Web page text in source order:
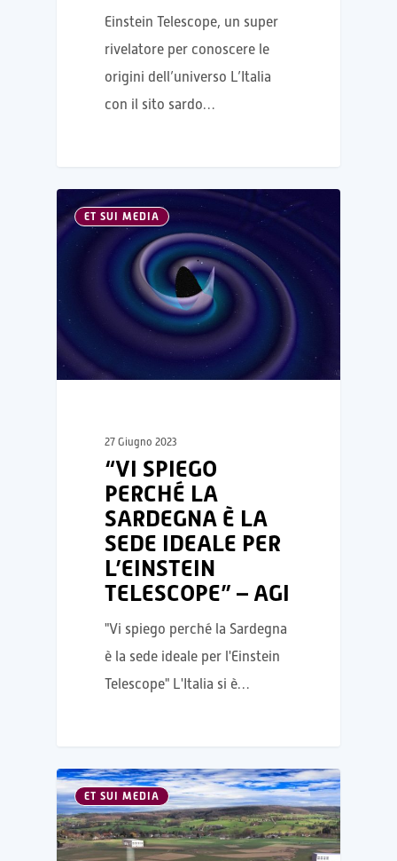
Einstein Telescope, un super
rivelatore per conoscere le
origini dell’universo L’Italia
con il sito sardo…
ET SUI MEDIA
27 Giugno 2023
“VI SPIEGO
PERCHÉ LA
SARDEGNA È LA
SEDE IDEALE PER
L’EINSTEIN
TELESCOPE” – AGI
"Vi spiego perché la Sardegna
è la sede ideale per l'Einstein
Telescope" L'Italia si è…
ET SUI MEDIA